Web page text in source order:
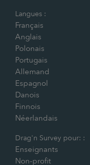
Langues :
Français
Anglais
Polonais
Portugais
Allemand
Espagnol
Danois
Finnois
Néerlandais
Drag'n Survey pour: :
Enseignants
Non-profit